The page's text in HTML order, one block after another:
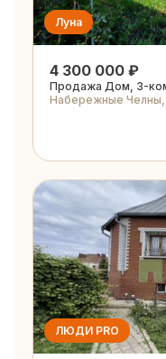
Луна
4 300 000 ₽
Продажа Дом, 3-
Набережные Челны,
ЛЮДИ PRO